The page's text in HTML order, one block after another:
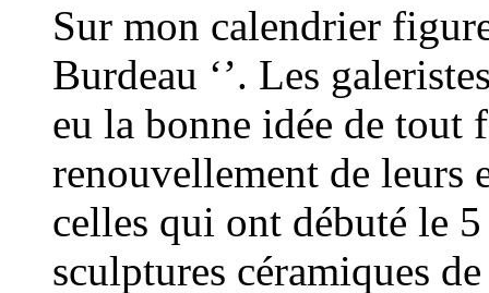
Sur mon calendrier
Burdeau ‘’. Les
eu la bonne idée de tout
renouvellement de leurs
celles qui ont débuté le
sculptures céramiques